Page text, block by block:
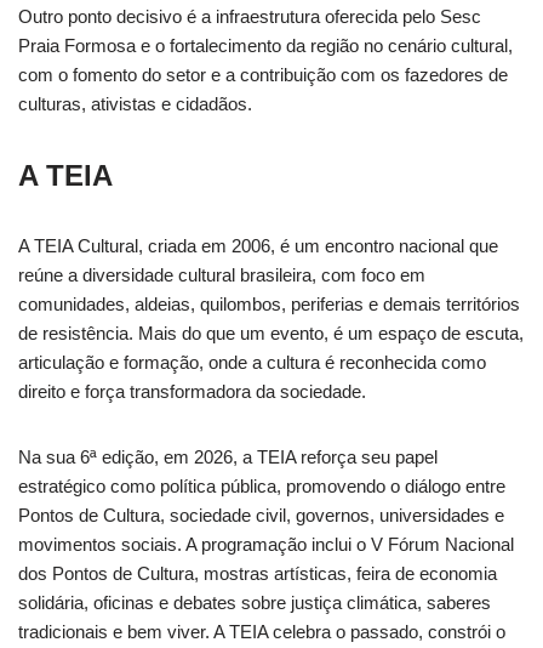
Outro ponto decisivo é a infraestrutura oferecida pelo Sesc
Praia Formosa e o fortalecimento da região no cenário cultural,
com o fomento do setor e a contribuição com os fazedores de
culturas, ativistas e cidadãos.
A TEIA
A TEIA Cultural, criada em 2006, é um encontro nacional que
reúne a diversidade cultural brasileira, com foco em
comunidades, aldeias, quilombos, periferias e demais territórios
de resistência. Mais do que um evento, é um espaço de escuta,
articulação e formação, onde a cultura é reconhecida como
direito e força transformadora da sociedade.
Na sua 6ª edição, em 2026, a TEIA reforça seu papel
estratégico como política pública, promovendo o diálogo entre
Pontos de Cultura, sociedade civil, governos, universidades e
movimentos sociais. A programação inclui o V Fórum Nacional
dos Pontos de Cultura, mostras artísticas, feira de economia
solidária, oficinas e debates sobre justiça climática, saberes
tradicionais e bem viver. A TEIA celebra o passado, constrói o